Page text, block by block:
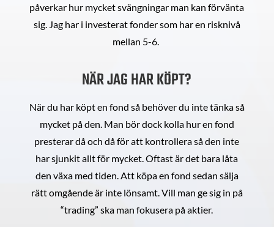
påverkar hur mycket svängningar man kan förvänta
sig. Jag har i investerat fonder som har en risknivå
mellan 5-6.
NÄR JAG HAR KÖPT?
När du har köpt en fond så behöver du inte tänka så
mycket på den. Man bör dock kolla hur en fond
presterar då och då för att kontrollera så den inte
har sjunkit allt för mycket. Oftast är det bara låta
den växa med tiden. Att köpa en fond sedan sälja
rätt omgående är inte lönsamt. Vill man ge sig in på
“trading” ska man fokusera på aktier.